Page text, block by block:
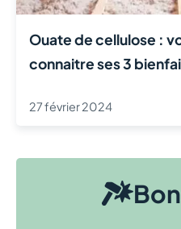
Ouate de cellulose :
connaitre ses 3
27 février 2024